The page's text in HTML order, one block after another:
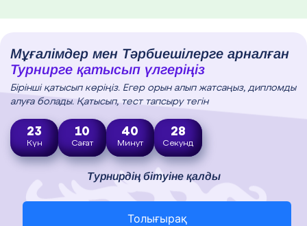
Мұғалімдер мен Тәрбиешілерге арналған
Турнирге қатысып үлгеріңіз
Бірінші қатысып көріңіз. Егер орын алып жатсаңыз, дипломды
алуға болады. Қатысып, тест тапсыру тегін
23
Күн
10
Сағат
40
Минут
27
Секунд
Турнирдің бітуіне қалды
Толығырақ